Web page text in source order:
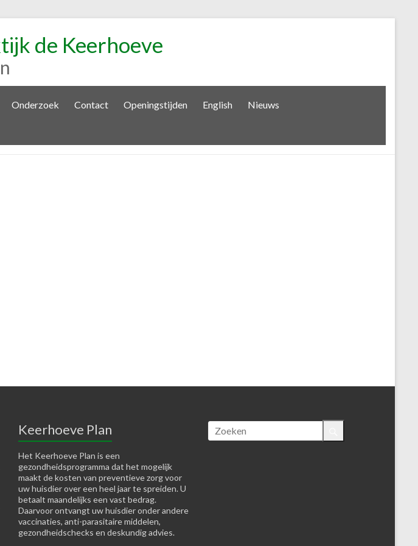
de Keerhoeve
Onderzoek Contact Openingstijden English Nieuws
Keerhoeve Plan
Het Keerhoeve Plan is een
gezondheidsprogramma dat het mogelijk
maakt de kosten van preventieve zorg voor
uw huisdier over een heel jaar te spreiden. U
betaalt maandelijks een vast bedrag.
Daarvoor ontvangt uw huisdier onder andere
vaccinaties, anti-parasitaire middelen,
gezondheidschecks en deskundig advies.